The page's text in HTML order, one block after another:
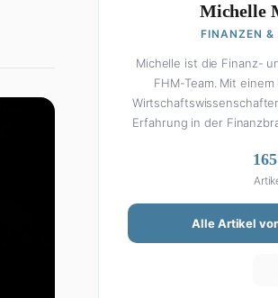
Michelle
FINANZEN &
Michelle ist die Finanz-
FHM-Team. Mit
Erfahrung in der
Bei Michelle klingt
Steuererklärung. Ihre
Finanzthemen so
versteht – ohne
konkreten Tipps zum
Alle Artikel